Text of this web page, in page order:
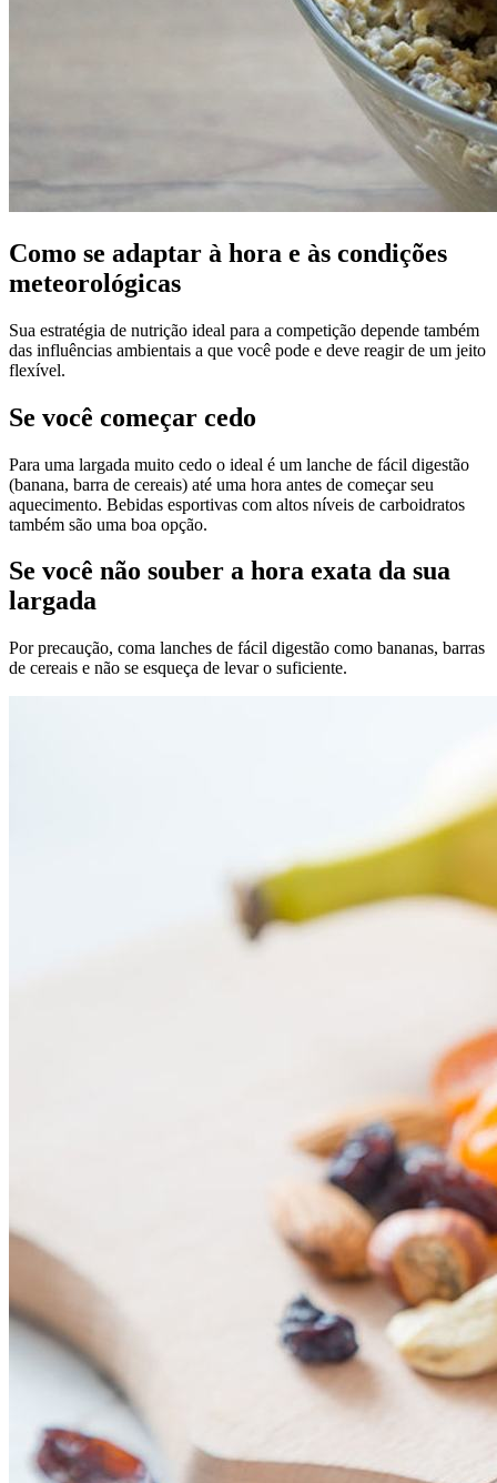
Como se adaptar à hora e às condições
meteorológicas
Sua estratégia de nutrição ideal para a competição depende também
das influências ambientais a que você pode e deve reagir de um jeito
flexível.
Se você começar cedo
Para uma largada muito cedo o ideal é um lanche de fácil digestão
(banana, barra de cereais) até uma hora antes de começar seu
aquecimento. Bebidas esportivas com altos níveis de carboidratos
também são uma boa opção.
Se você não souber a hora exata da sua
largada
Por precaução, coma lanches de fácil digestão como bananas, barras
de cereais e não se esqueça de levar o suficiente.